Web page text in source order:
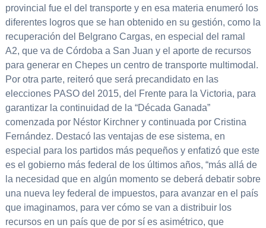
provincial fue el del transporte y en esa materia enumeró los
diferentes logros que se han obtenido en su gestión, como la
recuperación del Belgrano Cargas, en especial del ramal
A2, que va de Córdoba a San Juan y el aporte de recursos
para generar en Chepes un centro de transporte multimodal.
Por otra parte, reiteró que será precandidato en las
elecciones PASO del 2015, del Frente para la Victoria, para
garantizar la continuidad de la “Década Ganada”
comenzada por Néstor Kirchner y continuada por Cristina
Fernández. Destacó las ventajas de ese sistema, en
especial para los partidos más pequeños y enfatizó que este
es el gobierno más federal de los últimos años, “más allá de
la necesidad que en algún momento se deberá debatir sobre
una nueva ley federal de impuestos, para avanzar en el país
que imaginamos, para ver cómo se van a distribuir los
recursos en un país que de por sí es asimétrico, que